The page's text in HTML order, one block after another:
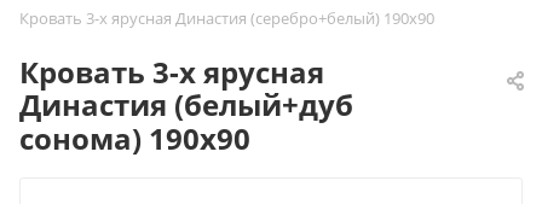
Кровать 3-х ярусная Династия (серебро+белый) 190х90
Кровать 3-х ярусная
Династия (белый+дуб
сонома) 190х90